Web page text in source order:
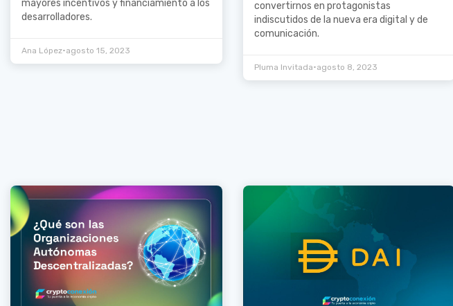
mayores incentivos y financiamiento a los
desarrolladores.
Ana López•agosto 15, 2023
convertirnos en protagonistas
indiscutidos de la nueva era digital y de
comunicación.
Pluma Invitada•agosto 8, 2023